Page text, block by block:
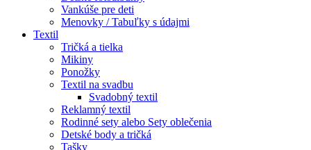
Vankúše pre deti
Menovky / Tabuľky s údajmi
Textil
Tričká a tielka
Mikiny
Ponožky
Textil na svadbu
Svadobný textil
Reklamný textil
Rodinné sety alebo Sety oblečenia
Detské body a tričká
Tašky